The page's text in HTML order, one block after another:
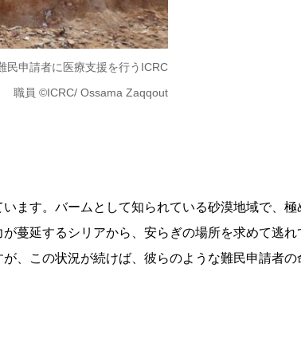
民申請者に医療支援を行うICRC
職員 ©ICRC/ Ossama Zaqqout
ます。バームとして知られている砂漠地域で、
蔓延するシリアから、安らぎの場所を求めて逃れ
、この状況が続けば、彼らのような難民申請者